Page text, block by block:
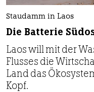
Staudamm in Laos
Die Batterie
Laos will mit der
Flusses die
Land das
Kopf.